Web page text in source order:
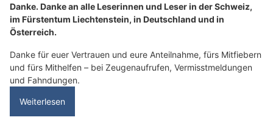
Danke. Danke an alle Leserinnen und Leser in der Schweiz,
im Fürstentum Liechtenstein, in Deutschland und in
Österreich.
Danke für euer Vertrauen und eure Anteilnahme, fürs Mitfiebern
und fürs Mithelfen – bei Zeugenaufrufen, Vermisstmeldungen
und Fahndungen.
Weiterlesen